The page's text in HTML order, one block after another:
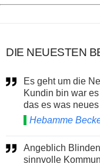
DIE NEUESTEN
Es geht um die Neue Software von Hebrech da ich dort
Kundin bin war
das es was neues
Hebamme
Angeblich Blindenwerkstatt, klingt nach KI, keine
sinnvolle